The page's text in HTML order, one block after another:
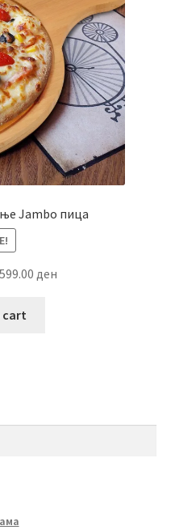
Jambo пица
599.00ден
cart